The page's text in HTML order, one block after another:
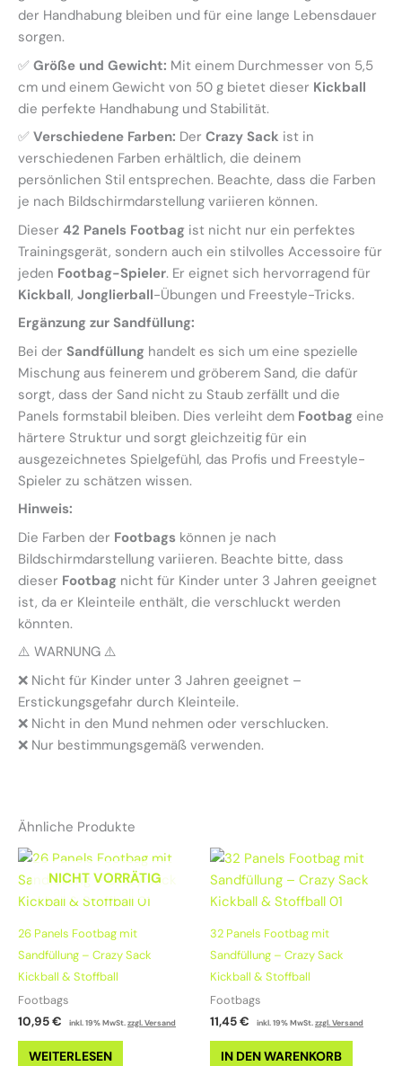
der Handhabung bleiben und für eine lange Lebensdauer
sorgen.
✅ Größe und Gewicht: Mit einem Durchmesser von 5,5
cm und einem Gewicht von 50 g bietet dieser Kickball
die perfekte Handhabung und Stabilität.
✅ Verschiedene Farben: Der Crazy Sack ist in
verschiedenen Farben erhältlich, die deinem
persönlichen Stil entsprechen. Beachte, dass die Farben
je nach Bildschirmdarstellung variieren können.
Dieser 42 Panels Footbag ist nicht nur ein perfektes
Trainingsgerät, sondern auch ein stilvolles Accessoire für
jeden Footbag-Spieler. Er eignet sich hervorragend für
Kickball, Jonglierball-Übungen und Freestyle-Tricks.
Ergänzung zur Sandfüllung:
Bei der Sandfüllung handelt es sich um eine spezielle
Mischung aus feinerem und gröberem Sand, die dafür
sorgt, dass der Sand nicht zu Staub zerfällt und die
Panels formstabil bleiben. Dies verleiht dem Footbag eine
härtere Struktur und sorgt gleichzeitig für ein
ausgezeichnetes Spielgefühl, das Profis und Freestyle-
Spieler zu schätzen wissen.
Hinweis:
Die Farben der Footbags können je nach
Bildschirmdarstellung variieren. Beachte bitte, dass
dieser Footbag nicht für Kinder unter 3 Jahren geeignet
ist, da er Kleinteile enthält, die verschluckt werden
könnten.
⚠️ WARNUNG ⚠️
❌ Nicht für Kinder unter 3 Jahren geeignet –
Erstickungsgefahr durch Kleinteile.
❌ Nicht in den Mund nehmen oder verschlucken.
❌ Nur bestimmungsgemäß verwenden.
Ähnliche Produkte
NICHT VORRÄTIG
26 Panels Footbag mit
Sandfüllung – Crazy Sack
Kickball & Stoffball
Footbags
10,95€ inkl. 19% MwSt.zzgl. Versand
WEITERLESEN
32 Panels Footbag mit
Sandfüllung – Crazy Sack
Kickball & Stoffball
Footbags
11,45€ inkl. 19% MwSt.zzgl. Versand
IN DEN WARENKORB